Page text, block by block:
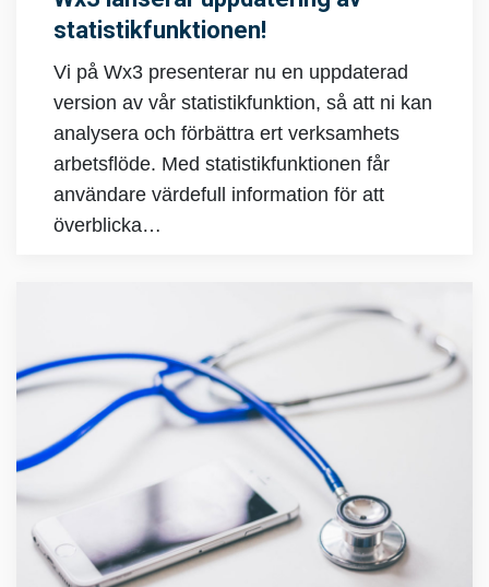
statistikfunktionen!
Vi på Wx3 presenterar nu en uppdaterad
version av vår statistikfunktion, så att ni kan
analysera och förbättra ert verksamhets
arbetsflöde. Med statistikfunktionen får
användare värdefull information för att
överblicka…